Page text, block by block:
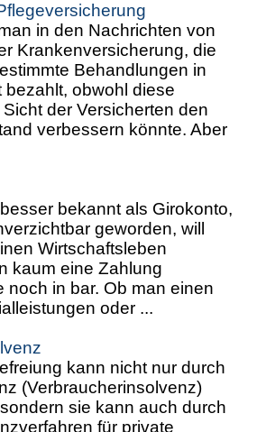
in den Nachrichten von
Krankenversicherung, die
Behandlungen in
bezahlt, obwohl diese
der Versicherten den
verbessern könnte. Aber
bekannt als Girokonto,
geworden, will
Wirtschaftsleben
kaum eine Zahlung
noch in bar. Ob man einen
oder ...
kann nicht nur durch
(Verbraucherinsolvenz)
sie kann auch durch
für private